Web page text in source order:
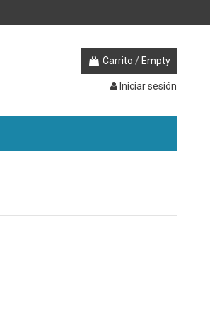
Carrito / Empty
Iniciar sesión